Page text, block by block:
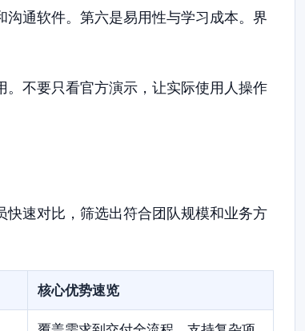
通软件。第六是易用性与学习成本。界
不要只看官方演示，让实际使用人操作
速对比，筛选出符合团队规模和业务方
核心优势速览